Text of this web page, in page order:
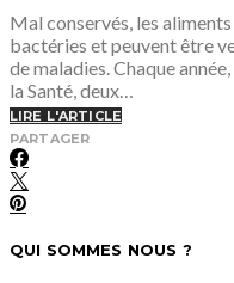
Mal conservés, les
bactéries et peuvent être
de maladies. Chaque
la Santé, deux…
LIRE L'ARTICLE
PARTAGER
QUI SOMMES NOUS ?